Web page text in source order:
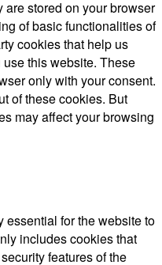
stored on your browser
of basic functionalities of
cookies that help us
this website. These
only with your consent.
of these cookies. But
may affect your browsing
essential for the website to
includes cookies that
features of the